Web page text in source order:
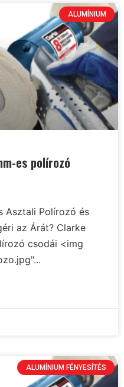
ALUMÍNIUM
es polírozó
Asztali Polírozó és
az Árát? Clarke
csodái <img
ALUMÍNIUM FÉNYESÍTÉS